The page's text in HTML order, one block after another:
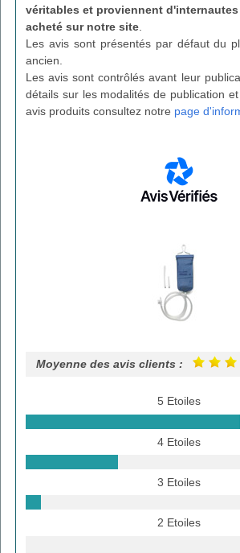
véritables et proviennent
acheté sur notre site
Les avis sont présentés par défaut du
ancien.
Les avis sont contrôlés avant leur
détails sur les modalités de publication
avis produits consultez notre page
Moyenne des avis clients :
5 Etoiles
4 Etoiles
3 Etoiles
2 Etoiles